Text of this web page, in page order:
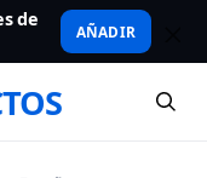
de
AÑADIR